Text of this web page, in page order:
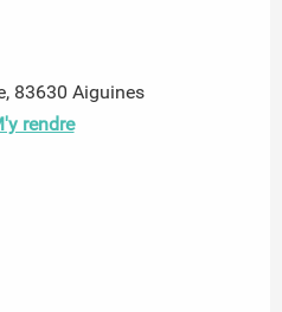
83630 Aiguines
rendre